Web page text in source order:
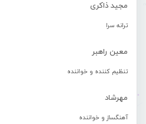
مجید ذاکری
ترانه سرا
معین راهبر
تنظیم کننده و خواننده
مهرشاد
آهنگساز و خواننده